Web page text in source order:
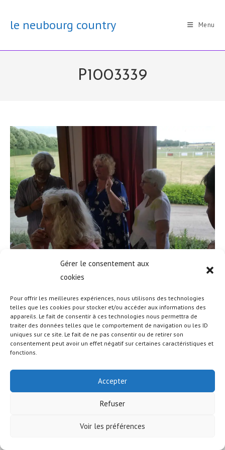
Gérer le consentement aux
cookies
Pour offrir les meilleures expériences, nous utilisons des technologies
telles que les cookies pour stocker et/ou accéder aux informations des
appareils. Le fait de consentir à ces technologies nous permettra de
traiter des données telles que le comportement de navigation ou les ID
uniques sur ce site. Le fait de ne pas consentir ou de retirer son
consentement peut avoir un effet négatif sur certaines caractéristiques et
fonctions.
Accepter
Refuser
Voir les préférences
contentle neubourg country Menu
P1003339
© COPYRIGHT - OCEANWP THEME BY NICK